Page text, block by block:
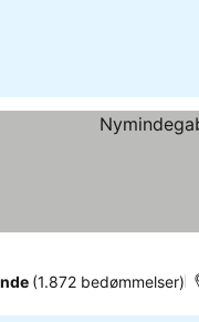
(1.872 bedømmelser)